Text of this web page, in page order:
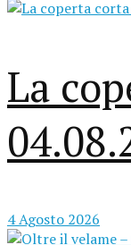
La
4 Agosto 2026